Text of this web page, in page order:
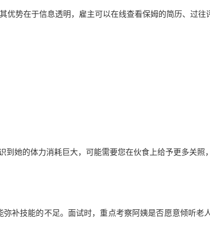
优势在于信息透明，雇主可以在线查看保姆的简历、过
她的体力消耗巨大，可能需要您在伙食上给予更多关照
弥补技能的不足。面试时，重点考察阿姨是否愿意倾听